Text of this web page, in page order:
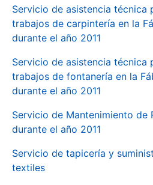
Servicio de asistencia técnica
trabajos de carpintería en la
durante el año 2011
Servicio de asistencia técnica
trabajos de fontanería en la
durante el año 2011
Servicio de Mantenimiento de
durante el año 2011
Servicio de tapicería y
textiles